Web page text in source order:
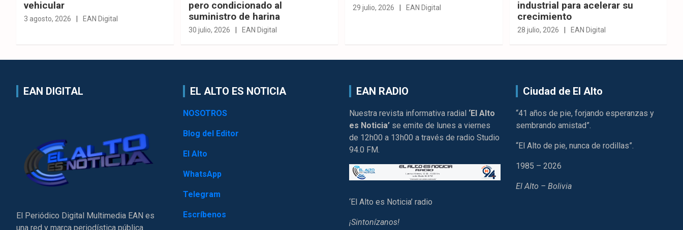
vehicular
3 agosto, 2026 EAN Digital
pero condicionado al
suministro de harina
30 julio, 2026 EAN Digital
29 julio, 2026 EAN Digital
industrial para acelerar su
crecimiento
28 julio, 2026 EAN Digital
EAN DIGITAL
El Periódico Digital Multimedia EAN es
una red y marca periodística pública
EL ALTO ES NOTICIA
NOSOTROS
Blog del Editor
El Alto
WhatsApp
Telegram
Escríbenos
EAN RADIO
Nuestra revista informativa radial ‘El Alto
es Noticia’ se emite de lunes a viernes
de 12h00 a 13h00 a través de radio Studio
94.0 FM.
‘El Alto es Noticia’ radio
¡Sintonízanos!
Ciudad de El Alto
“41 años de pie, forjando esperanzas y
sembrando amistad”.
“El Alto de pie, nunca de rodillas”.
1985 – 2026
El Alto – Bolivia